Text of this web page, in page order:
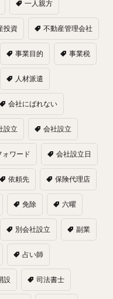
一人親方
投資 不動産管理会社
事業目的 事業税
人材派遣
会社にばれない
設立 会社設立
ォワード 会社設立日
依頼先 保険代理店
免除 六曜
別会社設立 副業
占い師
設 司法書士